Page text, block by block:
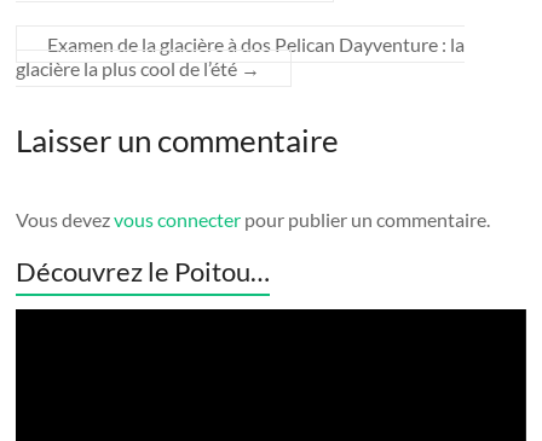
Examen de la glacière à dos Pelican Dayventure : la
glacière la plus cool de l’été →
Laisser un commentaire
Vous devezvous connecter pour publier un commentaire.
Découvrez le Poitou…